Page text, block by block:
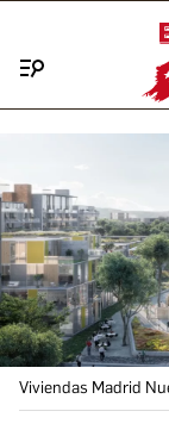
Viviendas Madrid